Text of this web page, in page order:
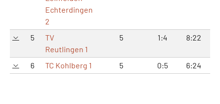
Echterdingen
2
5
TV
Reutlingen 1
5 1:4 8:22
6 TC Kohlberg 1 5 0:5 6:24